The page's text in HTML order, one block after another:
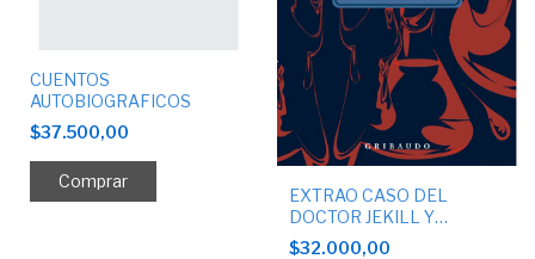
CUENTOS
AUTOBIOGRAFICOS
$37.500,00
EXTRAO CASO DEL
DOCTOR JEKILL Y
MISTER.
$32.000,00